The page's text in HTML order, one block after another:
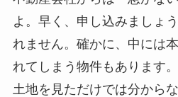
よ。早く、申し込みましょ
れません。確かに、中には
れてしまう物件もあります
土地を見ただけでは分から